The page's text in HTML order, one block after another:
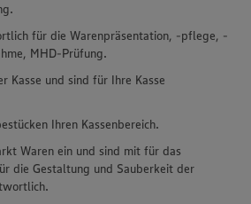
für die Warenpräsentation, -pflege, -
MHD-Prüfung.
Kasse und sind für Ihre Kasse
Ihren Kassenbereich.
Waren ein und sind mit für das
die Gestaltung und Sauberkeit der